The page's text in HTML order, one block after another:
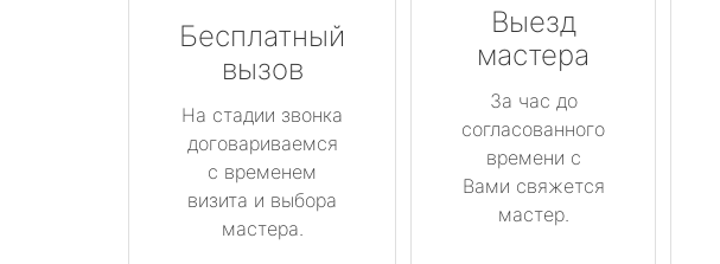
Бесплатный
вызов
На стадии звонка
договариваемся
с временем
визита и выбора
мастера.
Выезд
мастера
За час до
согласованного
времени с
Вами свяжется
мастер.